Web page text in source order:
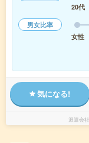
20代
男女比率
女性
気になる!
派遣会社